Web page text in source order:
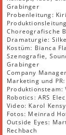
Grabinger
Probenleitung:
Choreografische
Dramaturgie:
Kostüm: Bianca
Szenografie,
Grabinger
Company
Marketing und
Robotics: ARS
Video: Karol Kensy
Fotos: Meinrad
Outside Eyes:
Rechbach